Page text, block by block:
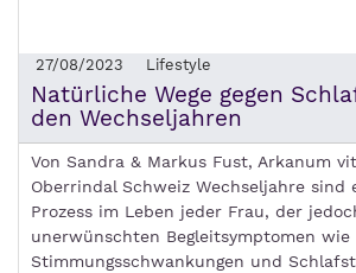
27/08/2023 Lifestyle
Natürliche Wege gegen
den Wechseljahren
Von Sandra & Markus Fust, Arkanum
Oberrindal Schweiz Wechseljahre
Prozess im Leben jeder Frau, der
unerwünschten Begleitsymptomen wie
Stimmungsschwankungen und